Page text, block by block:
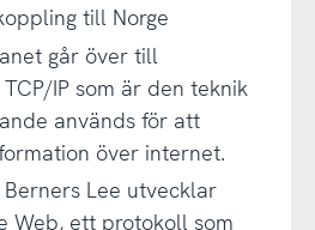
till Norge
går över till
IP som är den teknik
används för att
över internet.
Lee utvecklar
Web, ett protokoll som